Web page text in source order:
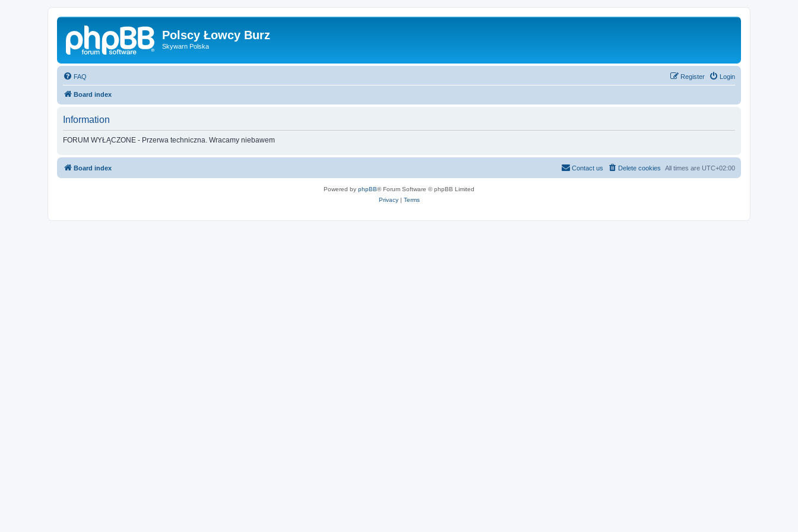
Polscy Łowcy Burz
Skywarn Polska
FAQ Login
Register
Board index
Information
FORUM WYŁĄCZONE - Przerwa techniczna. Wracamy niebawem
Board index All times are UTC+02:00
Delete cookies
Contact us
Powered by phpBB® Forum Software © phpBB Limited
Privacy| Terms